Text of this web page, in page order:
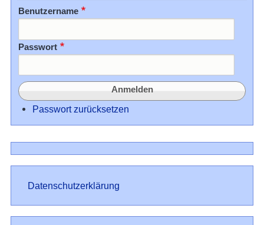
Benutzername
Passwort
Passwort zurücksetzen
Datenschutz
Datenschutzerklärung